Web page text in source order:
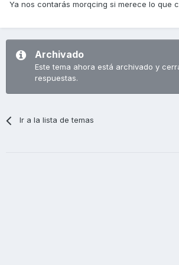
Ya nos contarás morqcing si merece lo que
Archivado
Este tema ahora está archivado y
respuestas.
Ir a la lista de temas